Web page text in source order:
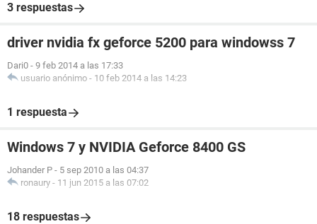
3 respuestas
driver nvidia fx geforce 5200 para windowss 7
Dari0 - 9 feb 2014 a las 17:33
usuario anónimo - 10 feb 2014 a las 14:23
1 respuesta
Windows 7 y NVIDIA Geforce 8400 GS
Johander P - 5 sep 2010 a las 04:37
ronaury - 11 jun 2015 a las 07:02
18 respuestas